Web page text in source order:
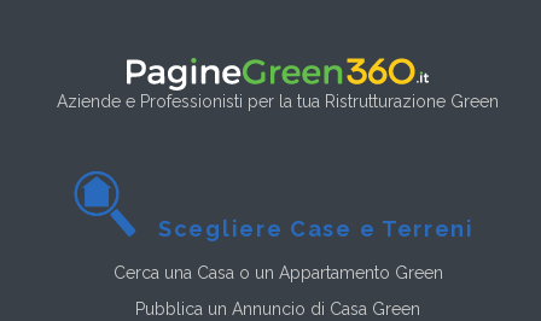
Aziende e Professionisti per la tua Ristrutturazione Green
Scegliere Case e Terreni
Cerca una Casa o un Appartamento Green
Pubblica un Annuncio di Casa Green